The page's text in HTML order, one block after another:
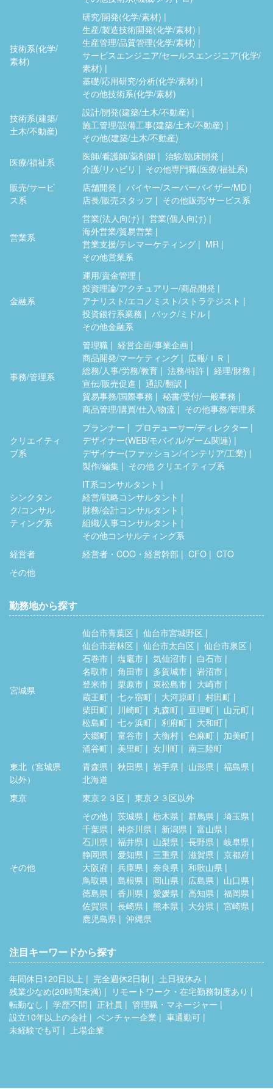
技術系(化学/
素材)
研究/開発(化学/素材)
生産/製造技術開発(化学/素材)
生産管理/品質管理(化学/素材)
サービスエンジニア/セールスエンジニア(化学/
素材)
基礎/応用研究/分析(化学/素材)
その他技術系(化学/素材)
技術系(建築/
土木/不動産)
設計/開発(建築/土木/不動産)
施工管理/設備工事(建築/土木/不動産)
その他(建築/土木/不動産)
医療/福祉系
医師/看護師/薬剤師
治験/臨床開発
介護/リハビリ
その他専門職(医療/福祉系)
販売/サービ
ス系
店舗開発
バイヤー/スーパーバイザー/MD
店長/販売スタッフ
その他販売/サービス系
営業系
営業(法人向け)
営業(個人向け)
海外営業/貿易営業
営業支援/テレマーケティング
MR
その他営業系
金融系
運用/資金管理
投資理論/アクチュアリー/商品開発
アナリスト/エコノミスト/ストラテジスト
投資銀行系業務
バック/ミドル
その他金融系
事務/管理系
管理職
経営企画/事業企画
商品開発/マーケティング
広報/ＩＲ
総務/人事/労務/教育
法務/特許
経理/財務
宣伝/販売促進
通訳/翻訳
貿易事務/国際事務
秘書/受付/一般事務
商品管理/購買/仕入/物流
その他事務/管理系
クリエイティ
ブ系
プランナー
プロデューサー/ディレクター
デザイナー(WEB/モバイル/ゲーム関連)
デザイナー(ファッション/インテリア/工業)
製作/編集
その他 クリエイティブ系
シンクタン
ク/コンサル
ティング系
IT系コンサルタント
経営/戦略コンサルタント
財務/会計コンサルタント
組織/人事コンサルタント
その他コンサルティング系
経営者
経営者・COO・経営幹部 CFO
CTO
その他
勤務地から探す
宮城県
仙台市青葉区
仙台市宮城野区
仙台市若林区
仙台市太白区
仙台市泉区
石巻市
塩竈市 気仙沼市
白石市
名取市
角田市 多賀城市
岩沼市
登米市
栗原市 東松島市
大崎市
蔵王町
七ヶ宿町 大河原町
村田町
柴田町
川崎町 丸森町 亘理町
山元町
松島町
七ヶ浜町 利府町
大和町
大郷町
富谷市 大衡村 色麻町
加美町
涌谷町
美里町 女川町
南三陸町
東北（宮城県
以外）
青森県 秋田県 岩手県 山形県
福島県
北海道
東京
東京２３区 東京２３区以外
その他
その他 茨城県 栃木県 群馬県
埼玉県
千葉県
神奈川県 新潟県
富山県
石川県
福井県 山梨県 長野県
岐阜県
静岡県
愛知県 三重県 滋賀県
京都府
大阪府
兵庫県 奈良県
和歌山県
鳥取県
島根県 岡山県 広島県
山口県
徳島県
香川県 愛媛県 高知県
福岡県
佐賀県
長崎県 熊本県 大分県
宮崎県
鹿児島県
沖縄県
注目キーワードから探す
年間休日120日以上 完全週休2日制
土日祝休み
残業少なめ(20時間未満)
リモートワーク・在宅勤務制度あり
転勤なし
学歴不問 正社員
管理職・マネージャー
設立10年以上の会社
ベンチャー企業
車通勤可
未経験でも可
上場企業